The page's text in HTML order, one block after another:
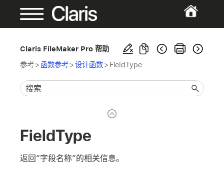
Claris FileMaker Pro 帮助
参考> 函数参考>设计函数 > FieldType
FieldType
返回“字段名称”的相关信息。